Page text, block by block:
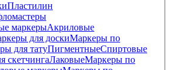
Пластилин
маркерыАкриловые
для доскиМаркеры по
для татуПигментныеCпиртовые
скетчингаЛаковыеМаркеры по